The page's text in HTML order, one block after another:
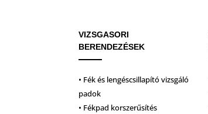
VIZSGASORI
BERENDEZÉSEK
• Fék és lengéscsillapító vizsgáló
padok
• Fékpad korszerűsítés